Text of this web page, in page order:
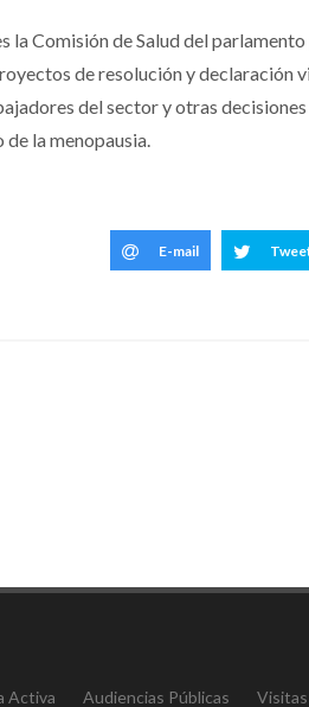
la Comisión de Salud del
de resolución y declaración
del sector y otras
la menopausia.
E-mail
Activa Audiencias Públicas